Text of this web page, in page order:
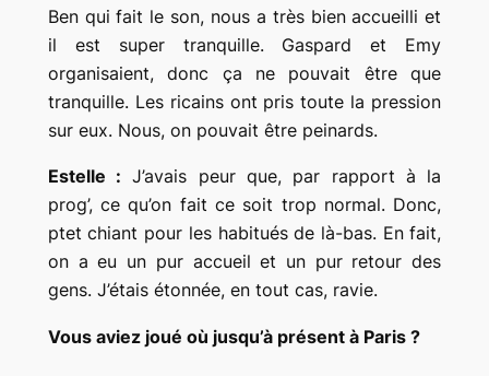
Ben qui fait le son, nous a très bien accueilli et
il est super tranquille. Gaspard et Emy
organisaient, donc ça ne pouvait être que
tranquille. Les ricains ont pris toute la pression
sur eux. Nous, on pouvait être peinards.
Estelle : J’avais peur que, par rapport à la
prog’, ce qu’on fait ce soit trop normal. Donc,
ptet chiant pour les habitués de là-bas. En fait,
on a eu un pur accueil et un pur retour des
gens. J’étais étonnée, en tout cas, ravie.
Vous aviez joué où jusqu’à présent à Paris ?